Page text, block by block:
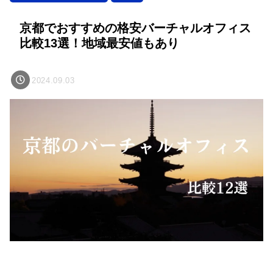
京都でおすすめの格安バーチャルオフィス
比較13選！地域最安値もあり
2024.09.03